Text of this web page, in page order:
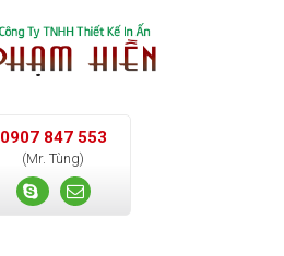
0907 847 553
(Mr. Tùng)